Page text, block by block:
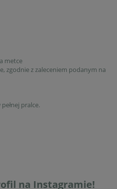
metce
zgodnie z zaleceniem podanym na
pralce.
na Instagramie!